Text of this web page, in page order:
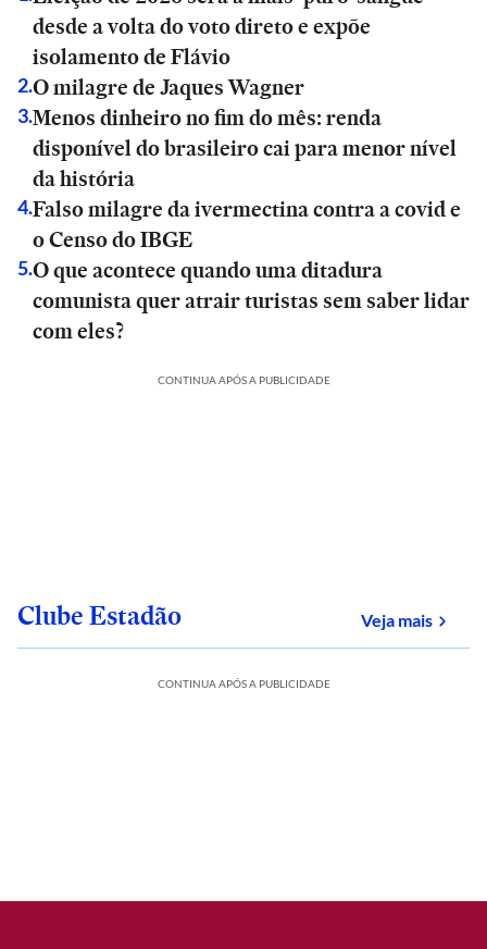
desde a volta do voto direto e expõe
isolamento de Flávio
2.O milagre de Jaques Wagner
3.Menos dinheiro no fim do mês: renda
disponível do brasileiro cai para menor nível
da história
4.Falso milagre da ivermectina contra a covid e
o Censo do IBGE
5.O que acontece quando uma ditadura
comunista quer atrair turistas sem saber lidar
com eles?
CONTINUA APÓS A PUBLICIDADE
Clube Estadão Veja maissobre
CONTINUA APÓS A PUBLICIDADE